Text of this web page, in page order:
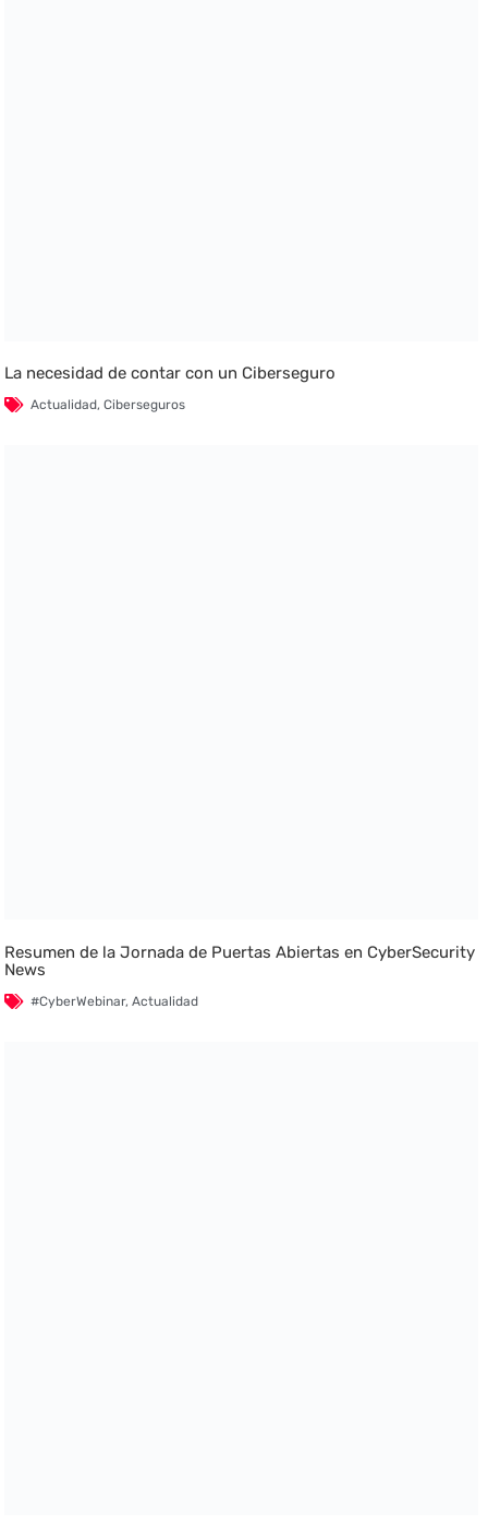
La necesidad de contar con un Ciberseguro
Actualidad,Ciberseguros
Resumen de la Jornada de Puertas Abiertas en CyberSecurity
News
#CyberWebinar,Actualidad